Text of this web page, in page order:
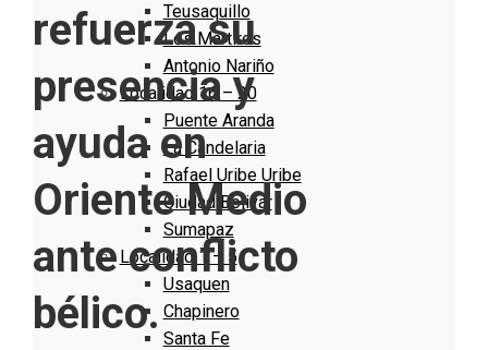
Teusaquillo
Los Mártires
Antonio Nariño
Localidad 16 – 20
Puente Aranda
La Candelaria
Rafael Uribe Uribe
Ciudad Bolivar
Sumapaz
Localidad 1 – 5
Usaquen
Chapinero
Santa Fe
refuerza su
presencia y
ayuda en
Oriente Medio
ante conflicto
bélico.